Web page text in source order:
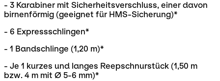
- 3 Karabiner mit Sicherheitsverschluss, einer davon
birnenförmig (geeignet für HMS-Sicherung)*
- 6 Expressschlingen*
- 1 Bandschlinge (1,20 m)*
- Je 1 kurzes und langes Reepschnurstück (1,50 m
bzw. 4 m mit Ø 5-6 mm)*